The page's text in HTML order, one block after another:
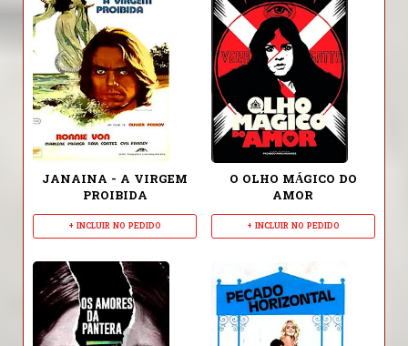
JANAINA - A VIRGEM
PROIBIDA
+ INCLUIR NO PEDIDO
O OLHO MÁGICO DO
AMOR
+ INCLUIR NO PEDIDO